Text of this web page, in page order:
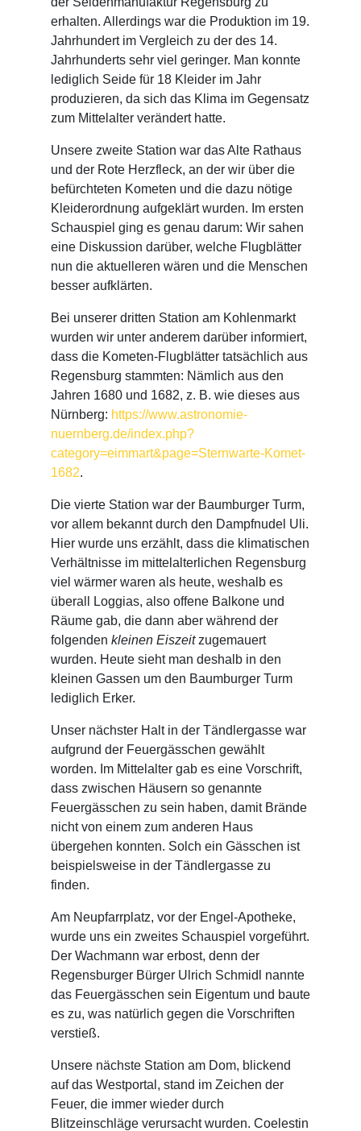
erhalten. Allerdings war die Produktion im 19.
Jahrhundert im Vergleich zu der des 14.
Jahrhunderts sehr viel geringer. Man konnte
lediglich Seide für 18 Kleider im Jahr
produzieren, da sich das Klima im Gegensatz
zum Mittelalter verändert hatte.
Unsere zweite Station war das Alte Rathaus
und der Rote Herzfleck, an der wir über die
befürchteten Kometen und die dazu nötige
Kleiderordnung aufgeklärt wurden. Im ersten
Schauspiel ging es genau darum: Wir sahen
eine Diskussion darüber, welche Flugblätter
nun die aktuelleren wären und die Menschen
besser aufklärten.
Bei unserer dritten Station am Kohlenmarkt
wurden wir unter anderem darüber informiert,
dass die Kometen-Flugblätter tatsächlich aus
Regensburg stammten: Nämlich aus den
Jahren 1680 und 1682, z. B. wie dieses aus
Nürnberg: https://www.astronomie-
nuernberg.de/index.php?
category=eimmart&page=Sternwarte-Komet-
1682.
Die vierte Station war der Baumburger Turm,
vor allem bekannt durch den Dampfnudel Uli.
Hier wurde uns erzählt, dass die klimatischen
Verhältnisse im mittelalterlichen Regensburg
viel wärmer waren als heute, weshalb es
überall Loggias, also offene Balkone und
Räume gab, die dann aber während der
folgenden kleinen Eiszeitzugemauert
wurden. Heute sieht man deshalb in den
kleinen Gassen um den Baumburger Turm
lediglich Erker.
Unser nächster Halt in der Tändlergasse war
aufgrund der Feuergässchen gewählt
worden. Im Mittelalter gab es eine Vorschrift,
dass zwischen Häusern so genannte
Feuergässchen zu sein haben, damit Brände
nicht von einem zum anderen Haus
übergehen konnten. Solch ein Gässchen ist
beispielsweise in der Tändlergasse zu
finden.
Am Neupfarrplatz, vor der Engel-Apotheke,
wurde uns ein zweites Schauspiel vorgeführt.
Der Wachmann war erbost, denn der
Regensburger Bürger Ulrich Schmidl nannte
das Feuergässchen sein Eigentum und baute
es zu, was natürlich gegen die Vorschriften
verstieß.
Unsere nächste Station am Dom, blickend
auf das Westportal, stand im Zeichen der
Feuer, die immer wieder durch
Blitzeinschläge verursacht wurden. Coelestin